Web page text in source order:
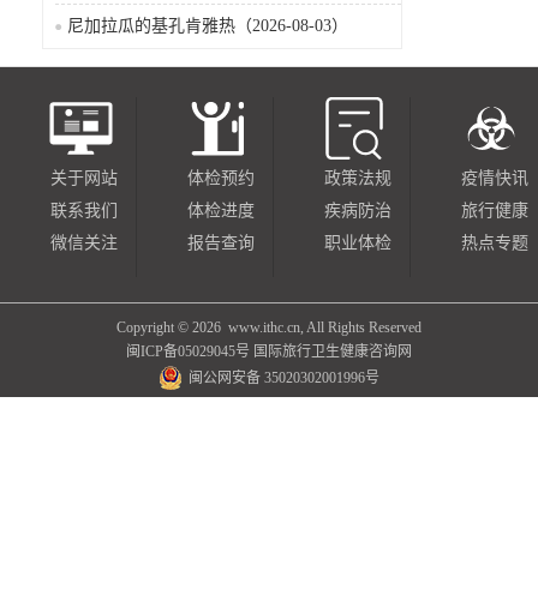
尼加拉瓜的基孔肯雅热（2026-08-03）
关于网站
联系我们
微信关注
体检预约
体检进度
报告查询
政策法规
疾病防治
职业体检
疫情快讯
旅行健康
热点专题
Copyright © 2026 www.ithc.cn, All Rights Reserved
闽ICP备05029045号 国际旅行卫生健康咨询网
闽公网安备 35020302001996号